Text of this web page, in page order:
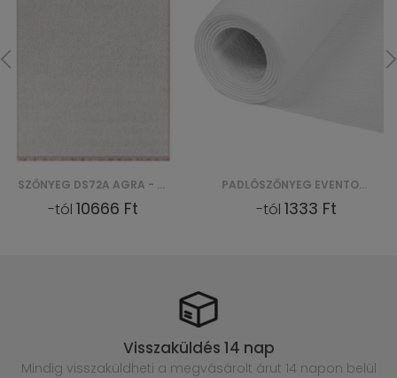
SZŐNYEG DS72A AGRA - BEŻOWY
-tól 10666 Ft
PADLÓSZŐNYEG EVENTOWA REWIND FLAT 2RW-FRV 0110 SNOW - BIAŁY
-tól1333 Ft
Visszaküldés 14 nap
Mindig visszaküldheti a megvásárolt árut 14 napon belül